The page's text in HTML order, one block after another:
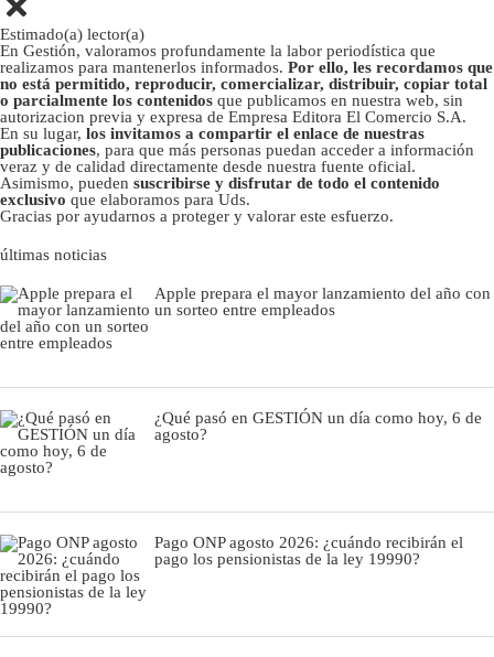
Estimado(a) lector(a)
En Gestión, valoramos profundamente la labor periodística que
realizamos para mantenerlos informados. Por ello, les recordamos que
no está permitido, reproducir, comercializar, distribuir, copiar total
o parcialmente los contenidos que publicamos en nuestra web, sin
autorizacion previa y expresa de Empresa Editora El Comercio S.A.
En su lugar, los invitamos a compartir el enlace de nuestras
publicaciones, para que más personas puedan acceder a información
veraz y de calidad directamente desde nuestra fuente oficial.
Asimismo, pueden suscribirse y disfrutar de todo el contenido
exclusivo que elaboramos para Uds.
Gracias por ayudarnos a proteger y valorar este esfuerzo.
últimas noticias
Apple prepara el mayor lanzamiento del año con
un sorteo entre empleados
¿Qué pasó en GESTIÓN un día como hoy, 6 de
agosto?
Pago ONP agosto 2026: ¿cuándo recibirán el
pago los pensionistas de la ley 19990?